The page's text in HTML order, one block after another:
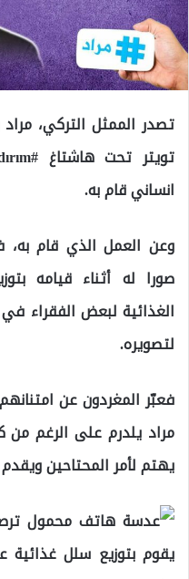
تصدر الممثل التركي،
انساني قام به.
وعن العمل الذي قام
صورا له أثناء قيامه
الغذائية لبعض الفقراء
لتصويره.
فعبّر المغردون عن
مراد يلدرم على الرغم من
يهتم لأمر المحتاحين